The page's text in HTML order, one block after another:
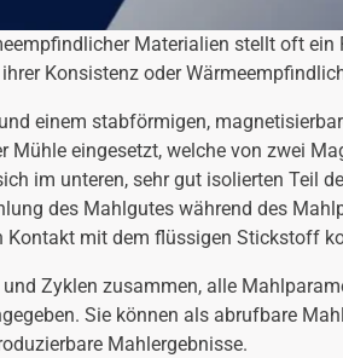
Materialien stellt oft
Konsistenz oder
einem stabförmigen,
eingesetzt, welche von zwei
im unteren, sehr gut isolierten Teil
des Mahlgutes während des
Kontakt mit dem flüssigen Stickstoff
Zyklen zusammen, alle
Sie können als abrufbare
Mahlergebnisse.